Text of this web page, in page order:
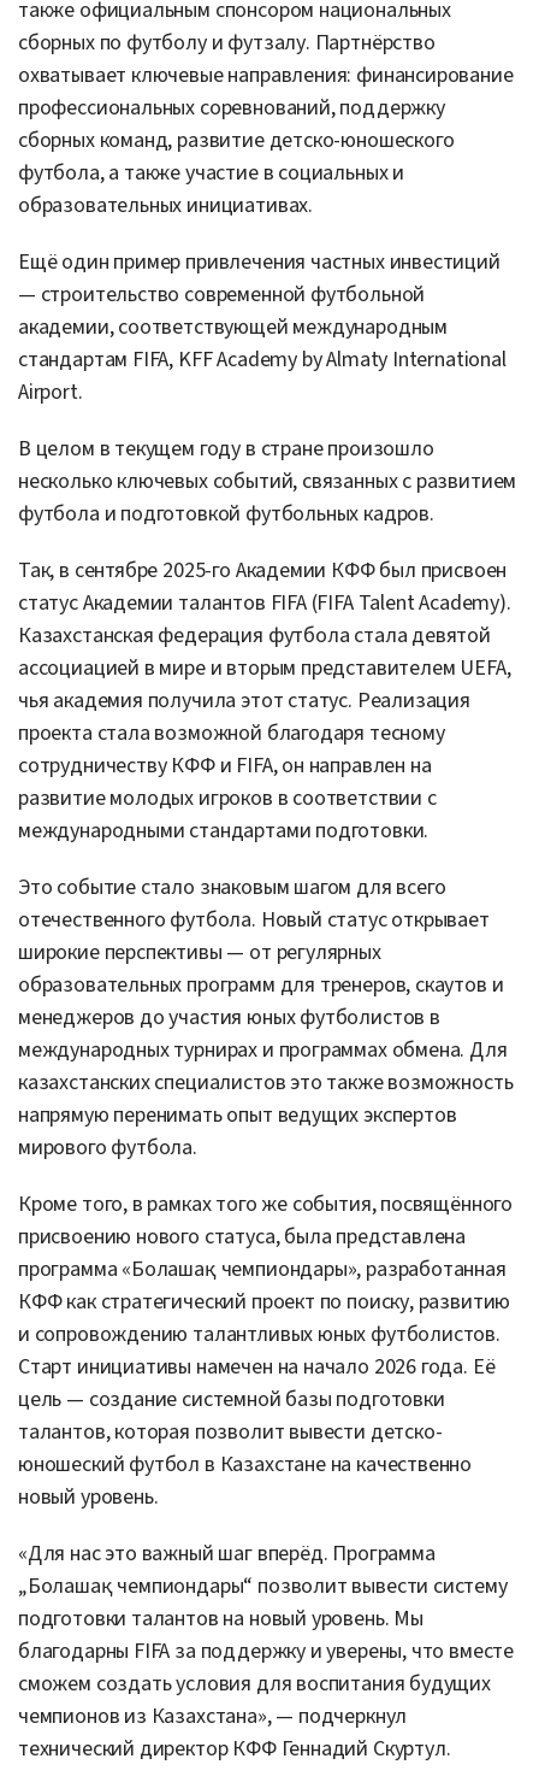
также официальным спонсором национальных
сборных по футболу и футзалу. Партнёрство
охватывает ключевые направления: финансирование
профессиональных соревнований, поддержку
сборных команд, развитие детско-юношеского
футбола, а также участие в социальных и
образовательных инициативах.
Ещё один пример привлечения частных инвестиций
— строительство современной футбольной
академии, соответствующей международным
стандартам FIFA, KFF Academy by Almaty International
Airport.
В целом в текущем году в стране произошло
несколько ключевых событий, связанных с развитием
футбола и подготовкой футбольных кадров.
Так, в сентябре 2025-го Академии КФФ был присвоен
статус Академии талантов FIFA (FIFA Talent Academy).
Казахстанская федерация футбола стала девятой
ассоциацией в мире и вторым представителем UEFA,
чья академия получила этот статус. Реализация
проекта стала возможной благодаря тесному
сотрудничеству КФФ и FIFA, он направлен на
развитие молодых игроков в соответствии с
международными стандартами подготовки.
Это событие стало знаковым шагом для всего
отечественного футбола. Новый статус открывает
широкие перспективы — от регулярных
образовательных программ для тренеров, скаутов и
менеджеров до участия юных футболистов в
международных турнирах и программах обмена. Для
казахстанских специалистов это также возможность
напрямую перенимать опыт ведущих экспертов
мирового футбола.
Кроме того, в рамках того же события, посвящённого
присвоению нового статуса, была представлена
программа «Болашақ чемпиондары», разработанная
КФФ как стратегический проект по поиску, развитию
и сопровождению талантливых юных футболистов.
Старт инициативы намечен на начало 2026 года. Её
цель — создание системной базы подготовки
талантов, которая позволит вывести детско-
юношеский футбол в Казахстане на качественно
новый уровень.
«Для нас это важный шаг вперёд. Программа
„Болашақ чемпиондары“ позволит вывести систему
подготовки талантов на новый уровень. Мы
благодарны FIFA за поддержку и уверены, что вместе
сможем создать условия для воспитания будущих
чемпионов из Казахстана», — подчеркнул
технический директор КФФ Геннадий Скуртул.